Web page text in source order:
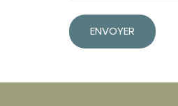
ENVOYER